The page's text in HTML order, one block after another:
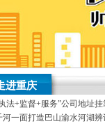
发展新路径
公司注册地址挂靠一线工
重庆把文化舞台搬进山
店食品安全专项检查
群众救助工作
入选可纳入市级高层次人
圾分类主题宣传活动
进重庆
法+监督+服务”公司地址
态蓝”守护巴山渝水生态底
河一面打造巴山渝水河湖辨